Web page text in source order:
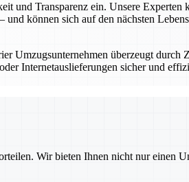
und Transparenz ein. Unsere
können sich auf den nächsten
Umzugsunternehmen überzeugt
Internetauslieferungen sicher und
Wir bieten Ihnen nicht nur einen